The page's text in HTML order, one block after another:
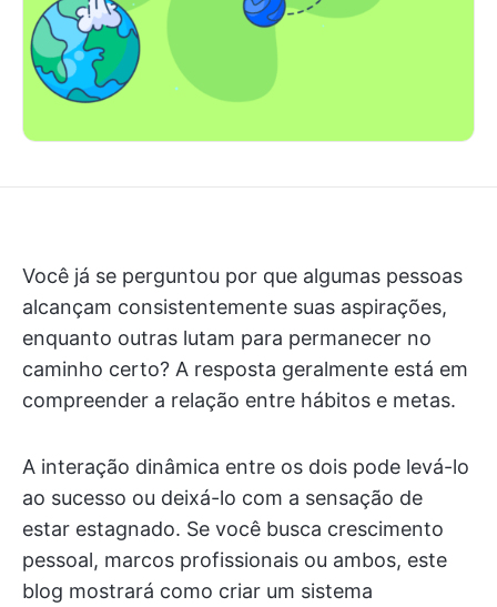
Você já se perguntou por que algumas pessoas
alcançam consistentemente suas aspirações,
enquanto outras lutam para permanecer no
caminho certo? A resposta geralmente está em
compreender a relação entre hábitos e metas.
A interação dinâmica entre os dois pode levá-lo
ao sucesso ou deixá-lo com a sensação de
estar estagnado. Se você busca crescimento
pessoal, marcos profissionais ou ambos, este
blog mostrará como criar um sistema